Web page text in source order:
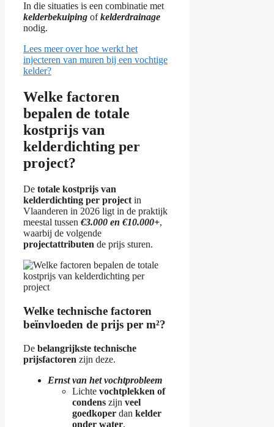
In die situaties is een combinatie met
kelderbekuiping ofkelderdrainage
nodig.
Lees meer over hoe werkt het
injecteren van muren bij een vochtige
kelder?
Welke factoren
bepalen de totale
kostprijs van
kelderdichting per
project?
De totale kostprijs van
kelderdichting per project in
Vlaanderen in 2026 ligt in de praktijk
meestal tussen €3.000 en €10.000+,
waarbij de volgende
projectattributen de prijs sturen.
Welke technische factoren
beïnvloeden de prijs per m²?
De belangrijkste technische
prijsfactoren zijn deze.
Ernst van het vochtprobleem
Lichte vochtplekken of
condens zijn veel
goedkoper dan kelder
onder water.